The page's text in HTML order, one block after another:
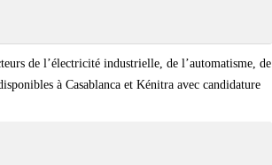
de l’électricité industrielle, de l’automatisme, de
à Casablanca et Kénitra avec candidature